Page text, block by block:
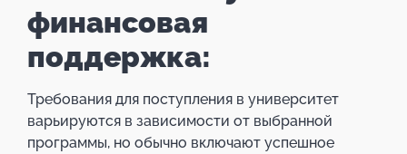
финансовая
поддержка:
Требования для поступления в университет
варьируются в зависимости от выбранной
программы, но обычно включают успешное